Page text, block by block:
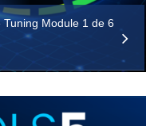
Tuning Module 1 de 6